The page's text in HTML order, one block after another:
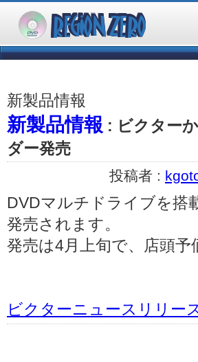
新製品情報
新製品情報 : ビクター
ダー発売
投稿者 :
DVDマルチドライブを搭
発売されます。
発売は4月上旬で、店頭
ビクターニュースリリー